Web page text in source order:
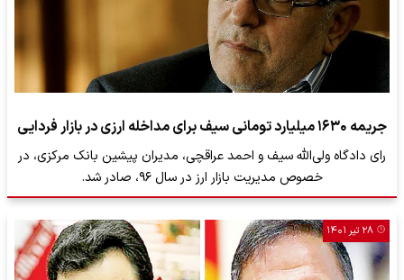
جریمه ۱۶۳۰ میلیارد تومانی سیف برای مداخله ارزی در بازار فردایی
رای دادگاه ولی‌الله سیف و احمد عراقچی، مدیران پیشین بانک مرکزی، در
خصوص مدیریت بازار ارز در سال ۹۶، صادر شد.
۲۸ تیر ۱۴۰۱